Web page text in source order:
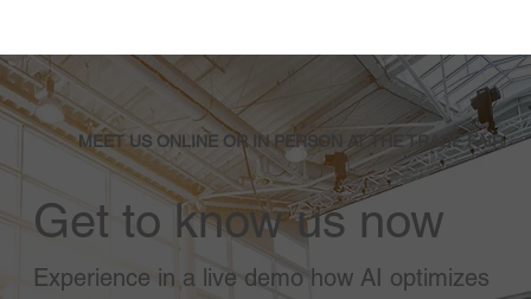
MEET US ONLINE OR IN PERSON AT THE TRADE FAIR
Get to know us now
Experience in a live demo how AI optimizes